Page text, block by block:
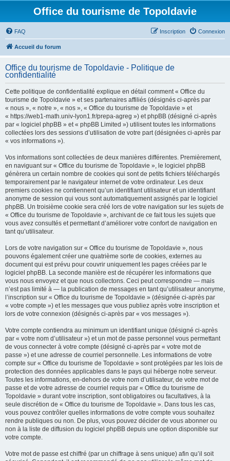
Office du tourisme de Topoldavie
FAQ Connexion
Inscription
Accueil du forum
Office du tourisme de Topoldavie - Politique de
confidentialité
Cette politique de confidentialité explique en détail comment « Office du
tourisme de Topoldavie » et ses partenaires affiliés (désignés ci-après par
« nous », « notre », « nos », « Office du tourisme de Topoldavie » et
« https://web1-math.univ-lyon1.fr/prepa-agreg ») et phpBB (désigné ci-après
par « logiciel phpBB » et « phpBB Limited ») utilisent toutes les informations
collectées lors des sessions d’utilisation de votre part (désignées ci-après par
« vos informations »).
Vos informations sont collectées de deux manières différentes. Premièrement,
en naviguant sur « Office du tourisme de Topoldavie », le logiciel phpBB
génèrera un certain nombre de cookies qui sont de petits fichiers téléchargés
temporairement par le navigateur internet de votre ordinateur. Les deux
premiers cookies ne contiennent qu’un identifiant utilisateur et un identifiant
anonyme de session qui vous sont automatiquement assignés par le logiciel
phpBB. Un troisième cookie sera créé lors de votre navigation sur les sujets de
« Office du tourisme de Topoldavie », archivant de ce fait tous les sujets que
vous avez consultés et permettant d’améliorer votre confort de navigation en
tant qu’utilisateur.
Lors de votre navigation sur « Office du tourisme de Topoldavie », nous
pouvons également créer une quatrième sorte de cookies, externes au
document qui est prévu pour couvrir uniquement les pages créées par le
logiciel phpBB. La seconde manière est de récupérer les informations que
vous nous envoyez et que nous collectons. Ceci peut correspondre — mais
n’est pas limité à — la publication de messages en tant qu’utilisateur anonyme,
l’inscription sur « Office du tourisme de Topoldavie » (désignée ci-après par
« votre compte ») et les messages que vous publiez après votre inscription et
lors de votre connexion (désignés ci-après par « vos messages »).
Votre compte contiendra au minimum un identifiant unique (désigné ci-après
par « votre nom d’utilisateur ») et un mot de passe personnel vous permettant
de vous connecter à votre compte (désigné ci-après par « votre mot de
passe ») et une adresse de courriel personnelle. Les informations de votre
compte sur « Office du tourisme de Topoldavie » sont protégées par les lois de
protection des données applicables dans le pays qui héberge notre serveur.
Toutes les informations, en-dehors de votre nom d’utilisateur, de votre mot de
passe et de votre adresse de courriel requis par « Office du tourisme de
Topoldavie » durant votre inscription, sont obligatoires ou facultatives, à la
seule discrétion de « Office du tourisme de Topoldavie ». Dans tous les cas,
vous pouvez contrôler quelles informations de votre compte vous souhaitez
rendre publiques ou non. De plus, vous pouvez décider de vous abonner ou
non à la liste de diffusion du logiciel phpBB depuis une option disponible sur
votre compte.
Votre mot de passe est chiffré (par un chiffrage à sens unique) afin qu’il soit